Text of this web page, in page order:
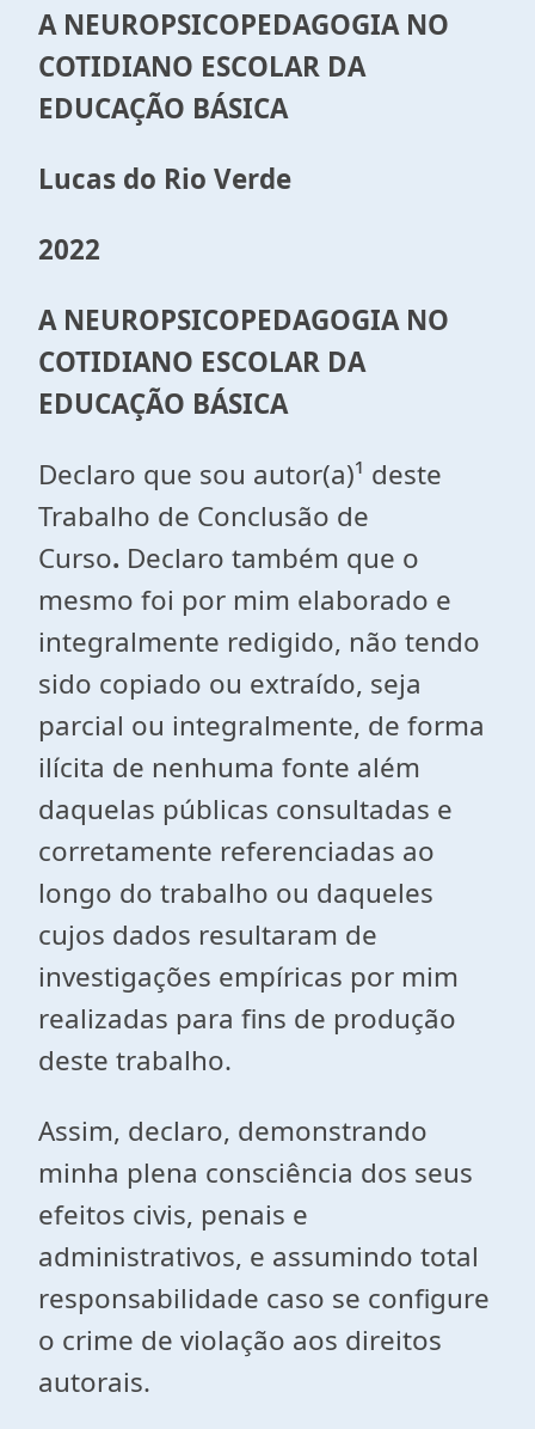
A NEUROPSICOPEDAGOGIA NO
COTIDIANO ESCOLAR DA
EDUCAÇÃO BÁSICA
Lucas do Rio Verde
2022
A NEUROPSICOPEDAGOGIA NO
COTIDIANO ESCOLAR DA
EDUCAÇÃO BÁSICA
Declaro que sou autor(a)¹ deste
Trabalho de Conclusão de
Curso. Declaro também que o
mesmo foi por mim elaborado e
integralmente redigido, não tendo
sido copiado ou extraído, seja
parcial ou integralmente, de forma
ilícita de nenhuma fonte além
daquelas públicas consultadas e
corretamente referenciadas ao
longo do trabalho ou daqueles
cujos dados resultaram de
investigações empíricas por mim
realizadas para fins de produção
deste trabalho.
Assim, declaro, demonstrando
minha plena consciência dos seus
efeitos civis, penais e
administrativos, e assumindo total
responsabilidade caso se configure
o crime de violação aos direitos
autorais.